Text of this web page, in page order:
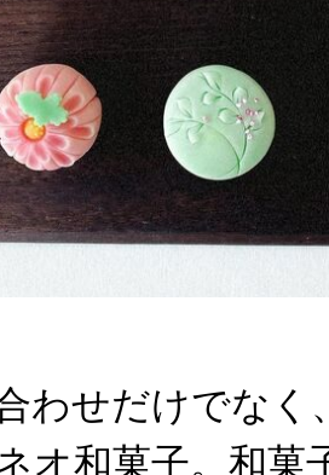
わせだけでなく
オ和菓子。和菓